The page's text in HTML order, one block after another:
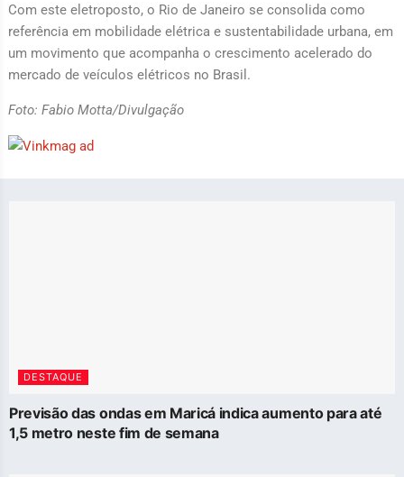
Com este eletroposto, o Rio de Janeiro se consolida como
referência em mobilidade elétrica e sustentabilidade urbana, em
um movimento que acompanha o crescimento acelerado do
mercado de veículos elétricos no Brasil.
Foto: Fabio Motta/Divulgação
DESTAQUE
Previsão das ondas em Maricá indica aumento para até
1,5 metro neste fim de semana